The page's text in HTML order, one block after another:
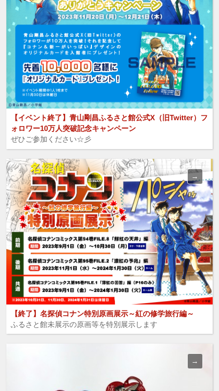
【イベント終了】青山剛昌ふるさと館公式X（旧Twitter）フ
ォロワー10万人突破記念キャンペーン
ぜひご参加ください☆彡
【終了】名探偵コナン特別原画展示～紅の修学旅行編～
ふるさと館未展示の原画等を特別展示します